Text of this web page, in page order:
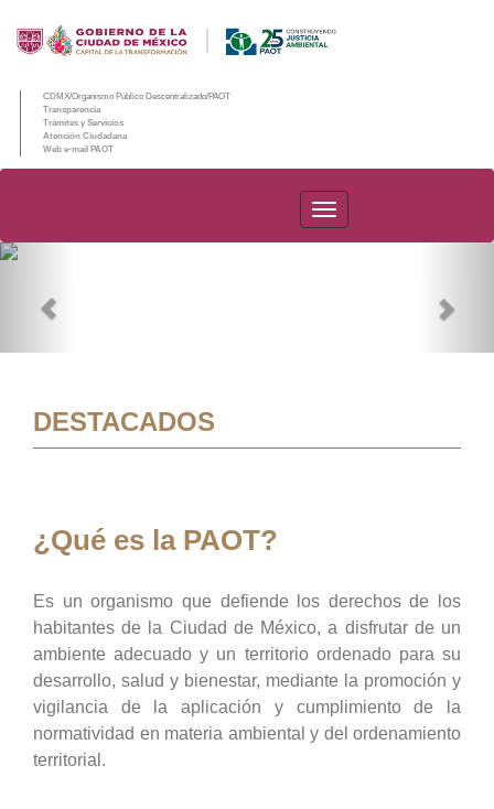
CDMX/Organismo Público Descentralizado/PAOT
Transparencia
Trámites y Servicios
Atención Ciudadana
Web e-mail PAOT
PAOT
DESTACADOS
¿Qué es la PAOT?
Es un organismo que defiende los derechos de los
habitantes de la Ciudad de México, a disfrutar de un
ambiente adecuado y un territorio ordenado para su
desarrollo, salud y bienestar, mediante la promoción y
vigilancia de la aplicación y cumplimiento de la
normatividad en materia ambiental y del ordenamiento
territorial.